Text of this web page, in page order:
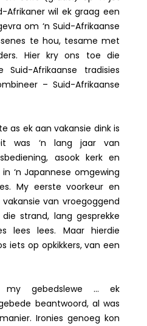
Afrikaner wil ek graag een
om ‘n Suid-Afrikaanse
te hou, tesame met
Hier kry ons toe die
Afrikaanse tradisies
– Suid-Afrikaanse
as ek aan vakansie dink is
was ‘n lang jaar van
asook kerk en
‘n Japannese omgewing
My eerste voorkeur en
van vroegoggend
strand, lang gesprekke
lees lees. Maar hierdie
iets op opkikkers, van een
gebedslewe … ek
beantwoord, al was
Ironies genoeg kon